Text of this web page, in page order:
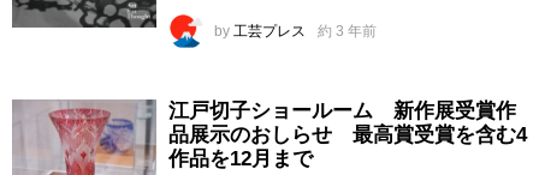
by 工芸プレス 約 3 年前
江戸切子ショールーム 新作展受賞作
品展示のおしらせ 最高賞受賞を含む4
作品を12月まで